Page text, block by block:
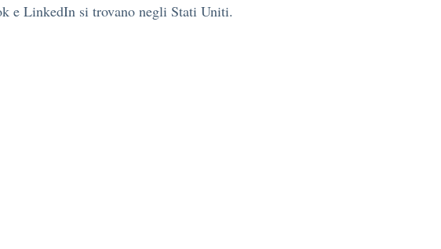
e LinkedIn si trovano negli Stati Uniti.